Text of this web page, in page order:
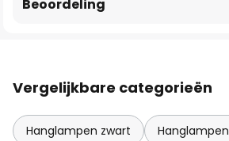
Beoordeling
Vergelijkbare categorieën
Hanglampen zwart